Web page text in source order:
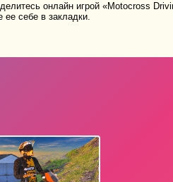
онлайн игрой «Motocross
ее себе в закладки.